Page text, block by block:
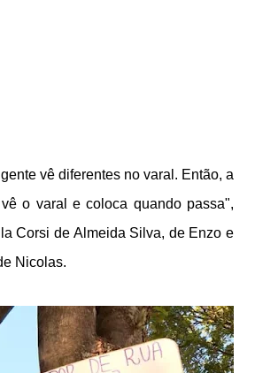
vê diferentes no varal. Então, a
o varal e coloca quando passa",
Corsi de Almeida Silva, de Enzo e
Nicolas.